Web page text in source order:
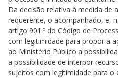
Da decisão relativa à medida de
requerente, o acompanhado, e,
artigo 901.º do Código de
com legitimidade para propor a
ao Ministério Público a
a possibilidade de interpor
sujeitos com legitimidade para o